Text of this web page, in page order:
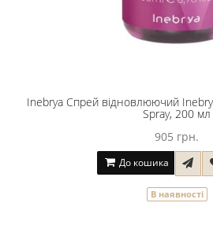
Inebrya Cпрей відновлюючий
Spray, 200 мл
905 грн.
До кошика
В наявності